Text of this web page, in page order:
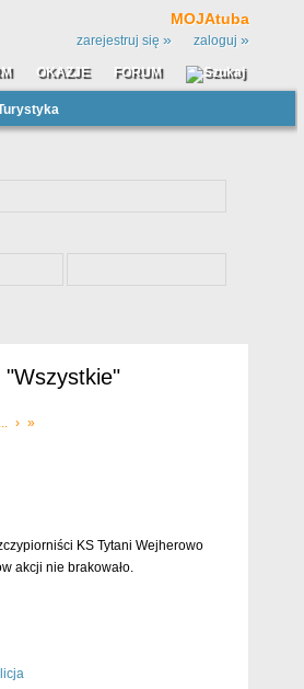
MOJAtuba
zarejestruj się » zaloguj »
OKAZJE FORUM
"Wszystkie"
... › »
KS Tytani Wejherowo
akcji nie brakowało.